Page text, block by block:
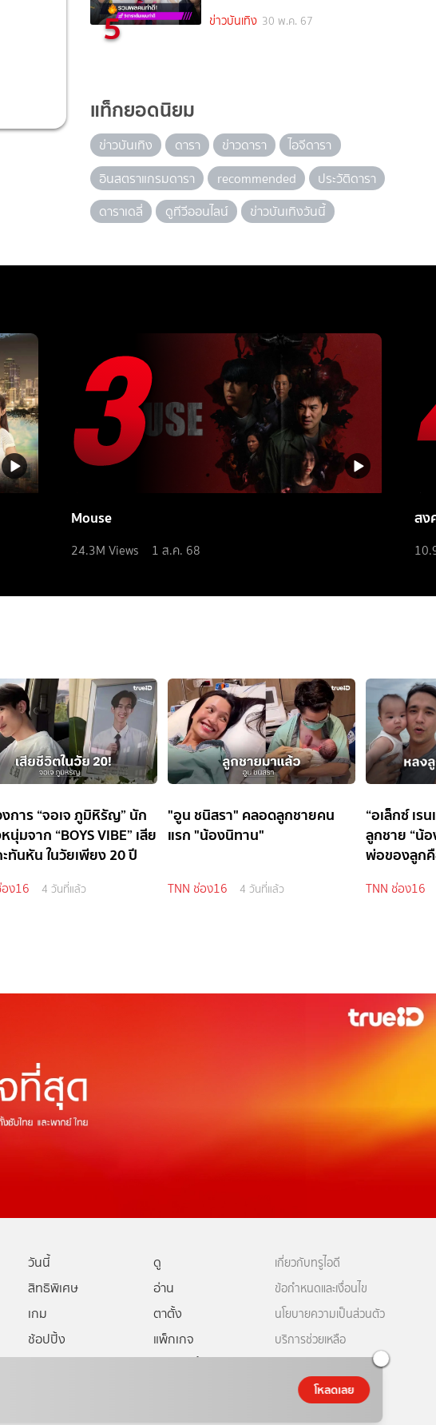
5 ข่าวบันเทิง 30 พ.ค. 67
แท็กยอดนิยม
ข่าวบันเทิง ดารา ข่าวดารา
ไอจีดารา
อินสตราแกรมดารา
recommended
ประวัติดารา
ดาราเดลี่
ดูทีวีออนไลน์ ข่าวบันเทิงวันนี้
Mouse
24.3M Views 1 ส.ค. 68
สง
การ “จอเจ ภูมิหิรัญ” นัก
นุ่มจาก “BOYS VIBE” เสีย
ทันหัน ในวัยเพียง 20 ปี
ง16 4 วันที่แล้ว
"อูน ชนิสรา" คลอดลูกชายคน
แรก "น้องนิทาน"
TNN ช่อง16 4 วันที่แล้ว
“อเล็กซ์ เร
ลูกชาย “น้
พ่อของลูก
TNN ช่อง16
โหลดเลย
วันนี้
ดู
สิทธิพิเศษ
อ่าน
เกม
ตาตั้ง
ช้อปปิ้ง
แพ็กเกจ
เกี่ยวกับทรูไอดี
ข้อกำหนดและเงื่อนไข
นโยบายความเป็นส่วนตัว
บริการช่วยเหลือ